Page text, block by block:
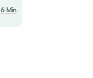
6 Min